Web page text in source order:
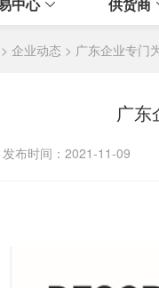
> 企业动态 > 广东企业专门
广东
发布时间：2021-11-